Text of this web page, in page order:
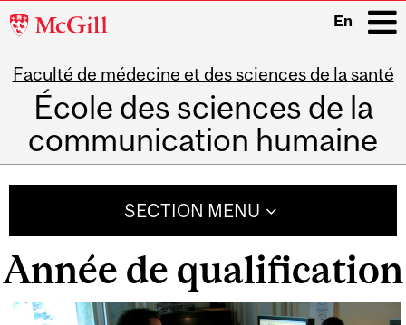
McGill
En
Faculté de médecine et des sciences de la santé
École des sciences de la
communication humaine
SECTION MENU
Année de qualification